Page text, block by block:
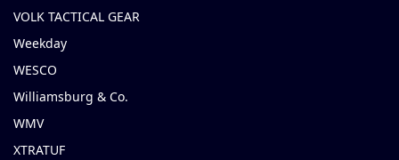
VOLK TACTICAL GEAR
Weekday
WESCO
Williamsburg & Co.
WMV
XTRATUF